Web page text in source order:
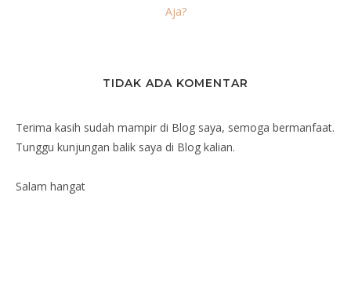
Aja?
TIDAK ADA KOMENTAR
Terima kasih sudah mampir di Blog saya, semoga bermanfaat.
Tunggu kunjungan balik saya di Blog kalian.
Salam hangat